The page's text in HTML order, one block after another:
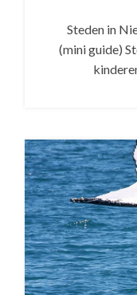
Steden in
(mini guide)